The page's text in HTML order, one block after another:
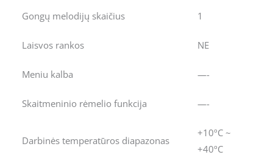
Gongų melodijų skaičius 1
Laisvos rankos NE
Meniu kalba —-
Skaitmeninio rėmelio funkcija —-
Darbinės temperatūros diapazonas
+10ºC ~
+40ºC